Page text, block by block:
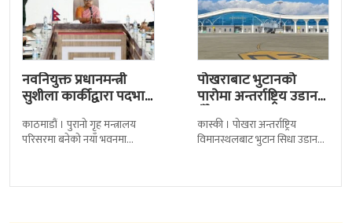
नवनियुक्त प्रधानमन्त्री
सुशीला कार्कीद्वारा पदभार
काठमाडौं । पुरानो गृह मन्त्रालय
परिसरमा बनेको नयाँ भवनमा
नवनियुक्त
पोखराबाट भुटानको
पारोमा अन्तर्राष्ट्रिय उडान
हुँदै
कास्की । पोखरा अन्तर्राष्ट्रिय
विमानस्थलबाट भुटान सिधा उडान
लागेको हो